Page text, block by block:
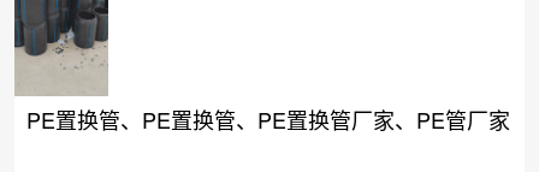
PE置换管、PE置换管、PE置换管厂家、PE管厂家